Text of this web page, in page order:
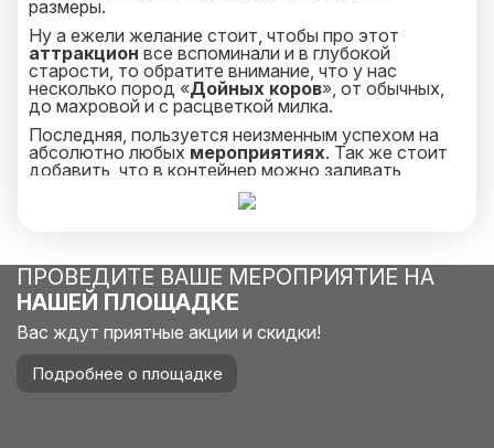
размеры.
Ну а ежели желание стоит, чтобы про этот
аттракцион все вспоминали и в глубокой
старости, то обратите внимание, что у нас
несколько пород «Дойных коров», от обычных,
до махровой и с расцветкой милка.
Последняя, пользуется неизменным успехом на
абсолютно любых мероприятиях. Так же стоит
добавить, что в контейнер можно заливать
абсолютно любую жидкость! Хотя на
мы всё же рекомендуем
ПРОВЕДИТЕ ВАШЕ МЕРОПРИЯТИЕ НА
НАШЕЙ ПЛОЩАДКЕ
Вас ждут приятные акции и скидки!
Подробнее о площадке